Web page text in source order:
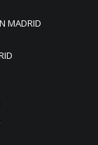
MADRID